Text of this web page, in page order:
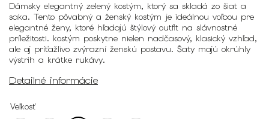
Dámsky elegantný zelený kostým, ktorý sa skladá zo šiat a
saka. Tento pôvabný a ženský kostým je ideálnou voľbou pre
elegantné ženy, ktoré hľadajú štýlový outfit na slávnostné
príležitosti. kostým poskytne nielen nadčasový, klasický vzhľad,
ale aj príťažlivo zvýrazní ženskú postavu. Šaty majú okrúhly
výstrih a krátke rukávy.
Detailné informácie
Veľkosť